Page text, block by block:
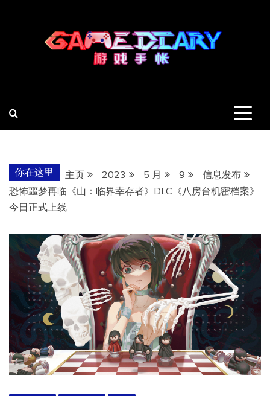
你在这里 主页 2023 5 月 9
信息发布
恐怖噩梦再临《山：临界幸存者》DLC《八房台机密档案》
今日正式上线